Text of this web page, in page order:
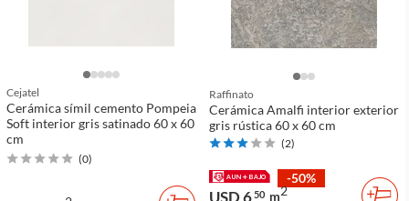
Cejatel
Cerámica símil cemento Pompeia
Soft interior gris satinado 60 x 60
cm
(0)
Raffinato
Cerámica Amalfi interior exterior
gris rústica 60 x 60 cm
(2)
-50%
USD 650 m2